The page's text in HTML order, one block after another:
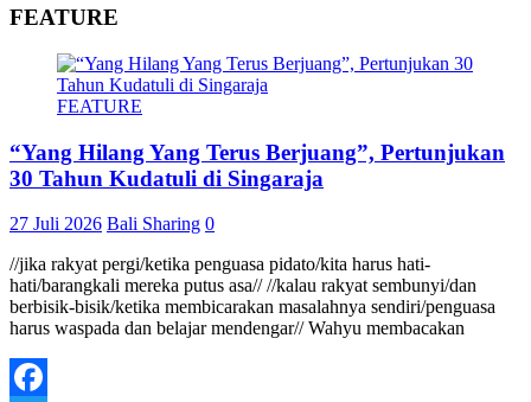
FEATURE
FEATURE
“Yang Hilang Yang Terus Berjuang”, Pertunjukan
30 Tahun Kudatuli di Singaraja
27 Juli 2026 Bali Sharing 0
//jika rakyat pergi/ketika penguasa pidato/kita harus hati-
hati/barangkali mereka putus asa// //kalau rakyat sembunyi/dan
berbisik-bisik/ketika membicarakan masalahnya sendiri/penguasa
harus waspada dan belajar mendengar// Wahyu membacakan